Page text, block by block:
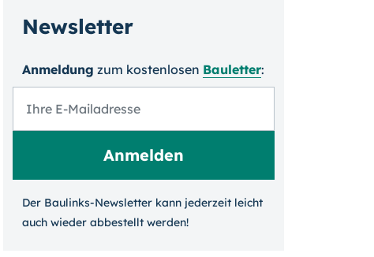
Newsletter
Anmeldung zum kosten­losen Bauletter:
Der Baulinks-Newsletter kann jeder­zeit leicht
auch wieder ab­bestellt werden!